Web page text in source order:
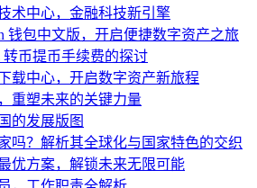
术中心，金融科技新引擎
钱包中文版，开启便捷数字资产之旅
转币提币手续费的探讨
载中心，开启数字资产新旅程
重塑未来的关键力量
的发展版图
吗？解析其全球化与国家特色的交织
优方案，解锁未来无限可能